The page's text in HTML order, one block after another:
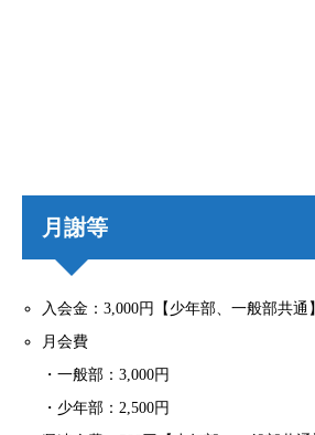
月謝等
入会金：3,000円【少年部、一般部共通】
月会費
・一般部：3,000円
・少年部：2,500円